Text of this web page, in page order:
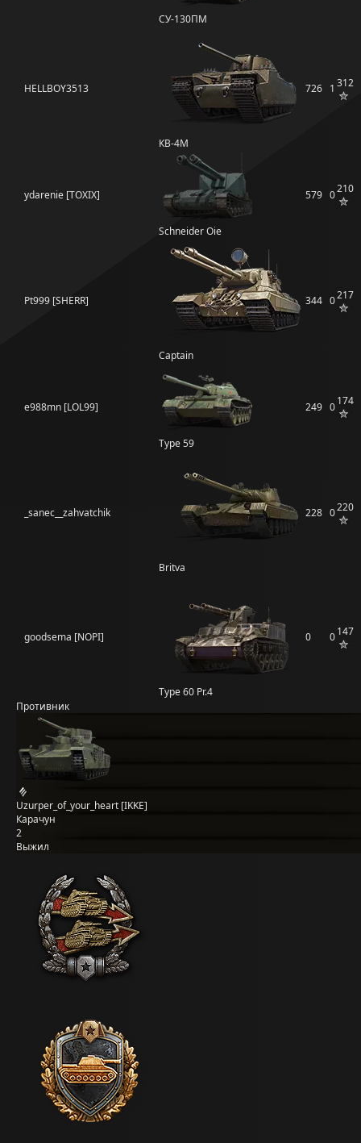
СУ-130ПМ
HELLBOY3513
КВ-4М
726 1 312
ydarenie [TOXIX]
Schneider Oie
579 0210
Pt999 [SHERR]
Captain
344 0217
e988mn [LOL99]
Type 59
249 0174
_sanec__zahvatchik
Britva
228 0220
goodsema [NOPI]
Type 60 Pr.4
0 0147
Противник
Uzurper_of_your_heart [IKKE]
Карачун
2
Выжил